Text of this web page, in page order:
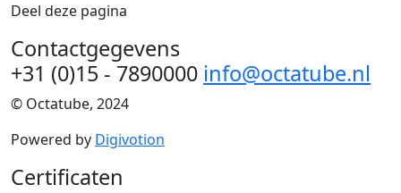
Deel deze pagina
Contactgegevens
+31 (0)15 - 7890000 info@octatube.nl
© Octatube, 2024
Powered by Digivotion
Certificaten